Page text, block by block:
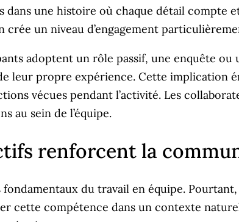
dans une histoire où chaque détail
un niveau d’engagement
adoptent un rôle passif, une enquête ou
leur propre expérience. Cette implication
vécues pendant l’activité. Les
au sein de l’équipe.
renforcent la
du travail en équipe.
cette compétence dans un contexte